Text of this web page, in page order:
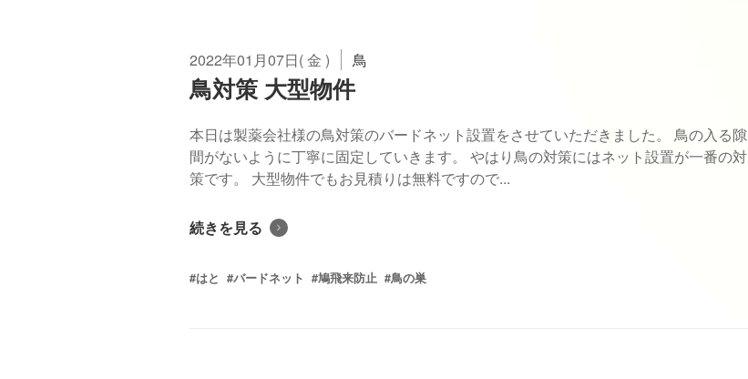
2022年01月07日( 金 ) 鳥
鳥対策 大型物件
本日は製薬会社様の鳥対策のバードネット設置をさせていただきました。 鳥の入る隙
間がないように丁寧に固定していきます。 やはり鳥の対策にはネット設置が一番の対
策です。 大型物件でもお見積りは無料ですので...
続きを見る
#はと #バードネット #鳩飛来防止 #鳥の巣